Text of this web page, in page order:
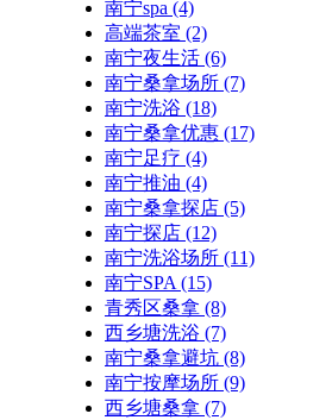
南宁spa (4)
高端茶室 (2)
南宁夜生活 (6)
南宁桑拿场所 (7)
南宁洗浴 (18)
南宁桑拿优惠 (17)
南宁足疗 (4)
南宁推油 (4)
南宁桑拿探店 (5)
南宁探店 (12)
南宁洗浴场所 (11)
南宁SPA (15)
青秀区桑拿 (8)
西乡塘洗浴 (7)
南宁桑拿避坑 (8)
南宁按摩场所 (9)
西乡塘桑拿 (7)